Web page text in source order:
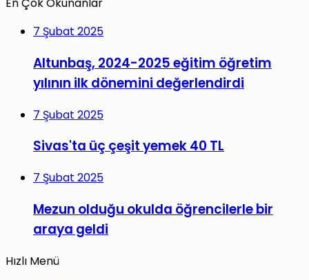
En Çok Okunanlar
7 Şubat 2025
Altunbaş, 2024-2025 eğitim öğretim
yılının ilk dönemini değerlendirdi
7 Şubat 2025
Sivas'ta üç çeşit yemek 40 TL
7 Şubat 2025
Mezun olduğu okulda öğrencilerle bir
araya geldi
Hızlı Menü